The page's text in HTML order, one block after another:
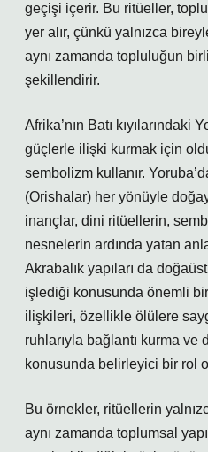
geçişi içerir. Bu ritüeller,
yer alır, çünkü yalnızca
aynı zamanda topluluğun
şekillendirir.
Afrika’nın Batı kıyılarındaki
güçlerle ilişki kurmak için
sembolizm kullanır.
(Orishalar) her yönüyle
inançlar, dini ritüellerin,
nesnelerin ardında yatan
Akrabalık yapıları da
işlediği konusunda önemli
ilişkileri, özellikle ölülere
ruhlarıyla bağlantı kurma
konusunda belirleyici bir rol
Bu örnekler, ritüellerin
aynı zamanda toplumsal